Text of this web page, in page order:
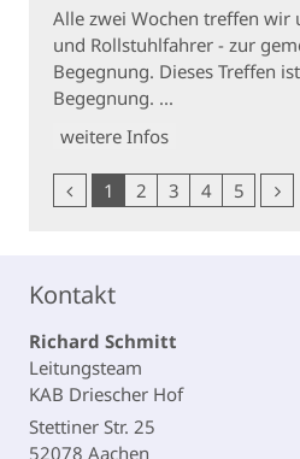
Alle zwei Wochen treffen wir
und Rollstuhlfahrer - zur
Begegnung. Dieses Treffen
Begegnung. ...
weitere Infos
Vorherige Seite
1 2 3 4 5
Kontakt
Richard Schmitt
Leitungsteam
KAB Driescher Hof
Stettiner Str. 25
52078 Aachen